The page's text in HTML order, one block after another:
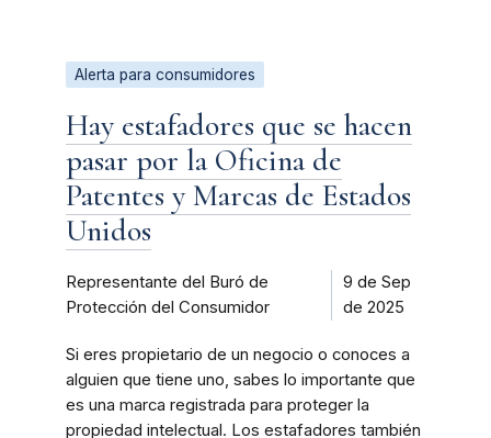
Alerta para consumidores
Hay estafadores que se hacen
pasar por la Oficina de
Patentes y Marcas de Estados
Unidos
Representante del Buró de
Protección del Consumidor
9 de Sep
de 2025
Si eres propietario de un negocio o conoces a
alguien que tiene uno, sabes lo importante que
es una marca registrada para proteger la
propiedad intelectual. Los estafadores también